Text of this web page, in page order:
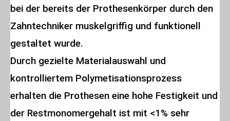
bei der bereits der Prothesenkörper durch den
Zahntechniker muskelgriffig und funktionell
gestaltet wurde.
Durch gezielte Materialauswahl und
kontrolliertem Polymetisationsprozess
erhalten die Prothesen eine hohe Festigkeit und
der Restmonomergehalt ist mit <1% sehr